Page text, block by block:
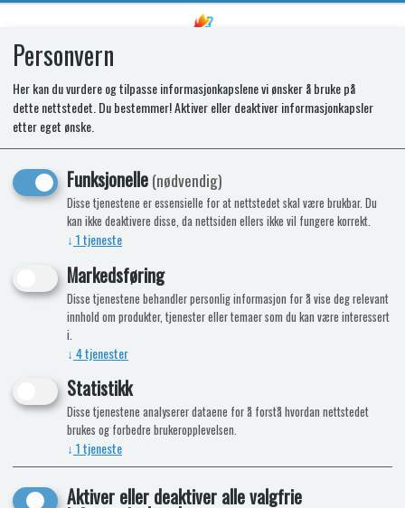
SPARES KIT - GRILL BURNER KIT
K1520
Personvern
Her kan du vurdere og tilpasse informasjonkapslene vi ønsker å bruke på
dette nettstedet. Du bestemmer! Aktiver eller deaktiver informasjonkapsler
etter eget ønske.
Funksjonelle(nødvendig)
Disse tjenestene er essensielle for at nettstedet skal være brukbar. Du
kan ikke deaktivere disse, da nettsiden ellers ikke vil fungere korrekt.
↓ 1tjeneste
Markedsføring
Disse tjenestene behandler personlig informasjon for å vise deg relevant
innhold om produkter, tjenester eller temaer som du kan være interessert
i.
↓ 4tjenester
Statistikk
Disse tjenestene analyserer dataene for å forstå hvordan nettstedet
brukes og forbedre brukeropplevelsen.
↓ 1tjeneste
Aktiver eller deaktiver alle valgfrie